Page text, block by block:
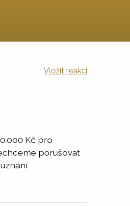
Vložit reakci
Kč pro
porušovat